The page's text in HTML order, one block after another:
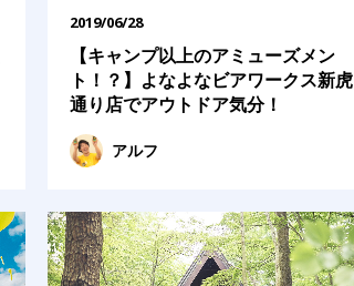
2019/06/28
【キャンプ以上のアミューズメン
ト！？】よなよなビアワークス新虎
通り店でアウトドア気分！
アルフ